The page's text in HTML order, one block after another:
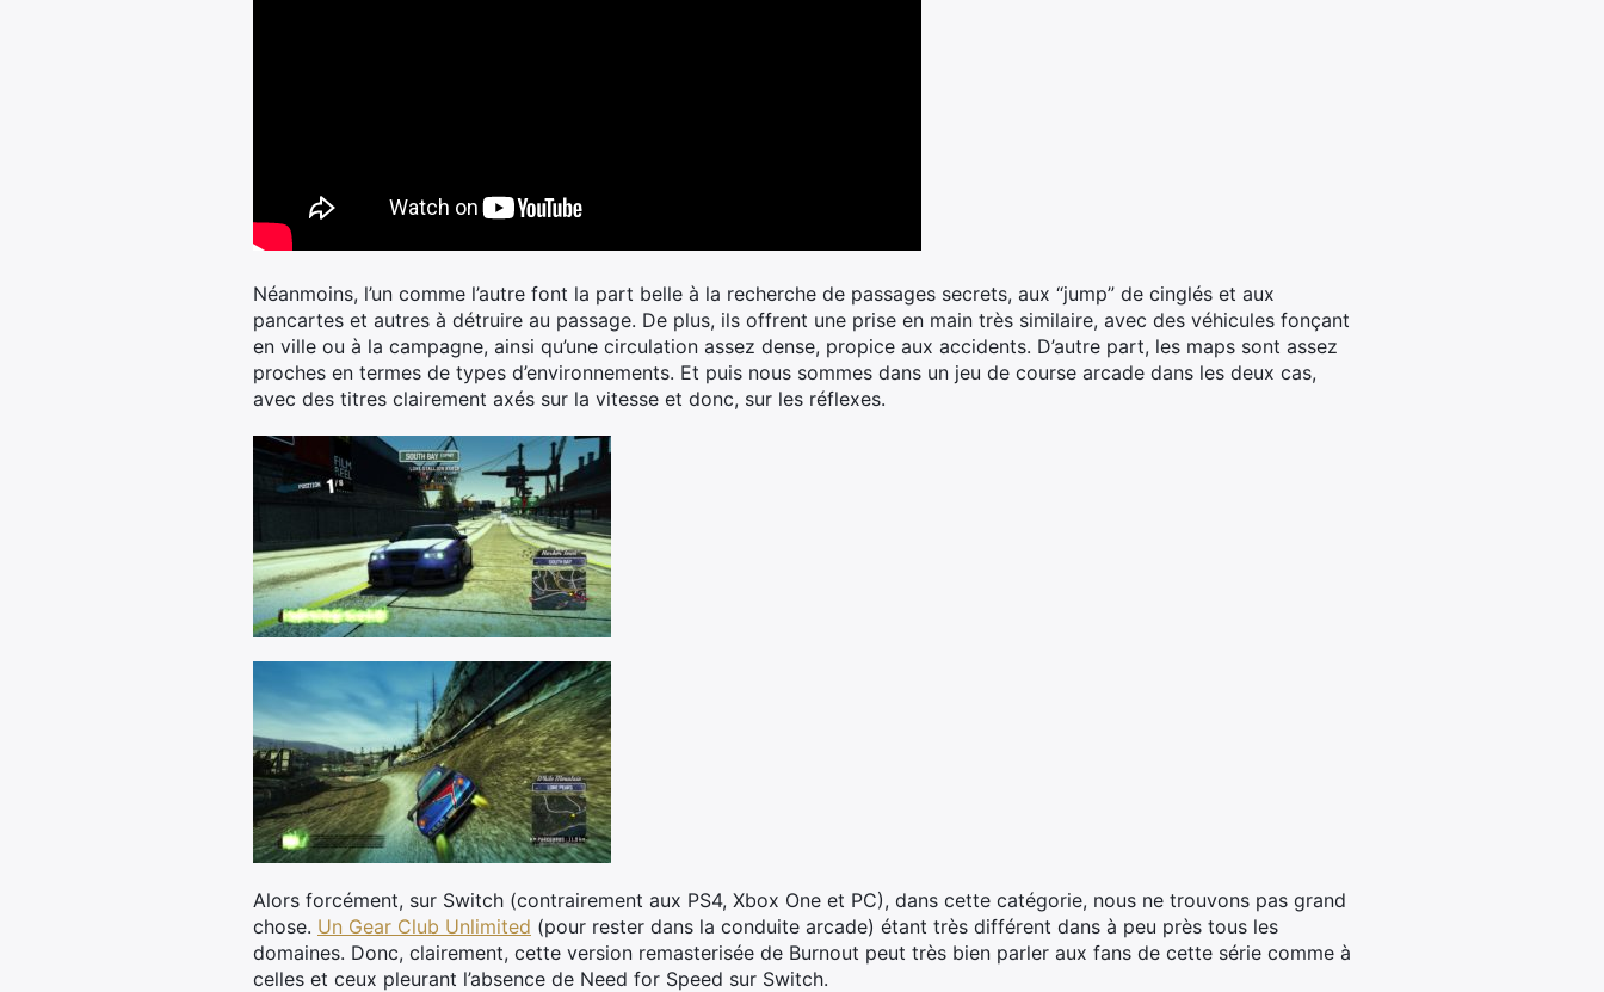
Néanmoins, l’un comme l’autre font la part belle à la recherche de passages secrets, aux “jump” de cinglés et aux
pancartes et autres à détruire au passage. De plus, ils offrent une prise en main très similaire, avec des véhicules fonçant
en ville ou à la campagne, ainsi qu’une circulation assez dense, propice aux accidents. D’autre part, les maps sont assez
proches en termes de types d’environnements. Et puis nous sommes dans un jeu de course arcade dans les deux cas,
avec des titres clairement axés sur la vitesse et donc, sur les réflexes.
Alors forcément, sur Switch (contrairement aux PS4, Xbox One et PC), dans cette catégorie, nous ne trouvons pas grand
chose. Un Gear Club Unlimited (pour rester dans la conduite arcade) étant très différent dans à peu près tous les
domaines. Donc, clairement, cette version remasterisée de Burnout peut très bien parler aux fans de cette série comme à
celles et ceux pleurant l’absence de Need for Speed sur Switch.